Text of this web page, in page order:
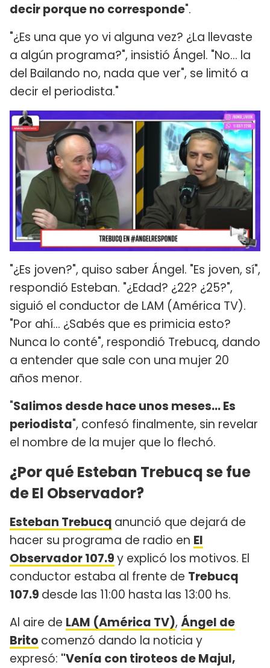
decir porque no corresponde".
"¿Es una que yo vi alguna vez? ¿La llevaste
a algún programa?", insistió Ángel. "No... la
del Bailando no, nada que ver", se limitó a
decir el periodista."
"¿Es joven?", quiso saber Ángel. "Es joven, sí",
respondió Esteban. "¿Edad? ¿22? ¿25?",
siguió el conductor de LAM (América TV).
"Por ahí... ¿Sabés que es primicia esto?
Nunca lo conté", respondió Trebucq, dando
a entender que sale con una mujer 20
años menor.
"Salimos desde hace unos meses... Es
periodista", confesó finalmente, sin revelar
el nombre de la mujer que lo flechó.
¿Por qué Esteban Trebucq se fue
de El Observador?
Esteban Trebucq anunció que dejará de
hacer su programa de radio en El
Observador 107.9y explicó los motivos. El
conductor estaba al frente de Trebucq
107.9 desde las 11:00 hasta las 13:00 hs.
Al aire de LAM (América TV), Ángel de
Brito comenzó dando la noticia y
expresó: "Venía con tiroteos de Majul,